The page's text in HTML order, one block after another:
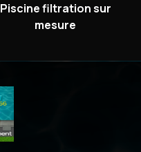
Piscine filtration sur
mesure